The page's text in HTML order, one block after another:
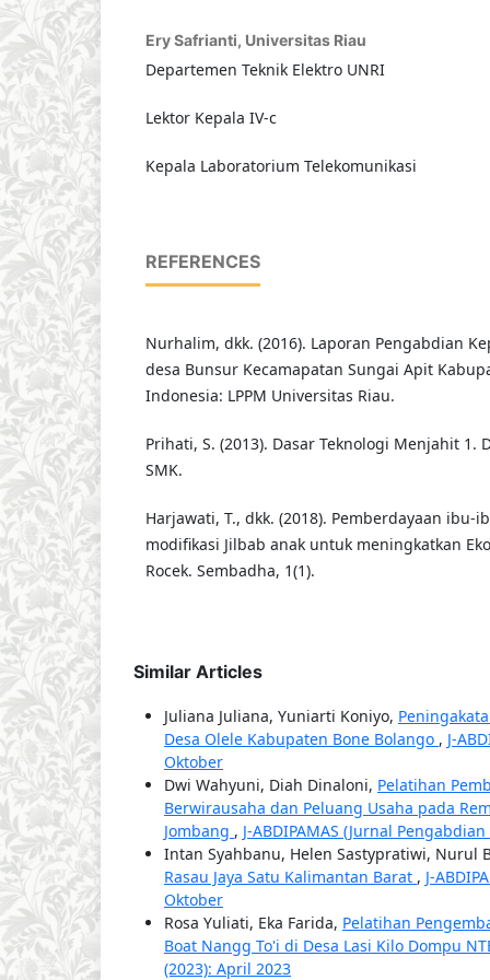
Ery Safrianti, Universitas Riau
Departemen Teknik Elektro UNRI
Lektor Kepala IV-c
Kepala Laboratorium Telekomunikasi
REFERENCES
Nurhalim, dkk. (2016). Laporan Pengabdian
desa Bunsur Kecamapatan Sungai Apit
Indonesia: LPPM Universitas Riau.
Prihati, S. (2013). Dasar Teknologi Menjahit 1.
SMK.
Harjawati, T., dkk. (2018). Pemberdayaan
modifikasi Jilbab anak untuk meningkatkan
Rocek. Sembadha, 1(1).
Similar Articles
Juliana Juliana, Yuniarti Koniyo,
Desa Olele Kabupaten Bone Bolango , J-
Oktober
Dwi Wahyuni, Diah Dinaloni, Pelatihan
Berwirausaha dan Peluang Usaha pada
Jombang , J-ABDIPAMAS (Jurnal
Intan Syahbanu, Helen Sastypratiwi, Nurul
Rasau Jaya Satu Kalimantan Barat , J-
Oktober
Rosa Yuliati, Eka Farida, Pelatihan
Boat Nangg To'i di Desa Lasi Kilo Dompu
(2023): April 2023